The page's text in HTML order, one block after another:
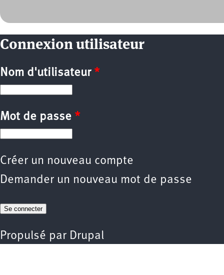
Connexion utilisateur
Nom d'utilisateur *
Mot de passe *
Créer un nouveau compte
Demander un nouveau mot de passe
Propulsé par Drupal